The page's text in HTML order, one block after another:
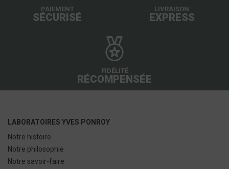
PAIEMENT
SÉCURISÉ
LIVRAISON
EXPRESS
FIDÉLITÉ
RÉCOMPENSÉE
LABORATOIRES YVES PONROY
Notre histoire
Notre philosophie
Notre savoir-faire